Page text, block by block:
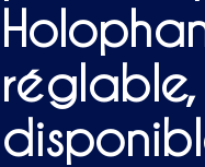
P
E
réglable,